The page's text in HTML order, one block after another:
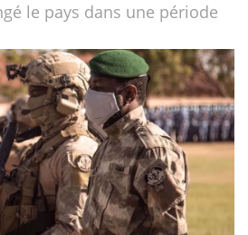
le pays dans une période